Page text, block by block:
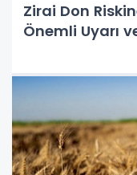
Zirai Don
Önemli Uyarı